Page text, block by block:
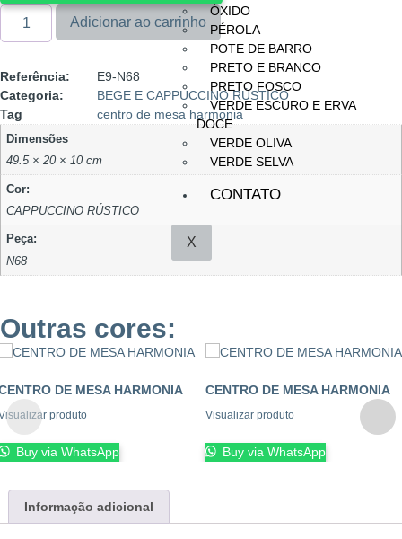
ÓXIDO
PÉROLA
POTE DE BARRO
PRETO E BRANCO
PRETO FOSCO
VERDE ESCURO E ERVA
DOCE
VERDE OLIVA
VERDE SELVA
CONTATO
X
Adicionar ao carrinho
Referência:
E9-N68
Categoria:
BEGE E CAPPUCCINO RÚSTICO
Tag
centro de mesa harmonia
Dimensões
49.5 × 20 × 10 cm
Cor:
CAPPUCCINO RÚSTICO
Peça:
N68
Outras cores:
DE MESA HARMONIA
produto
Buy via WhatsApp
CENTRO DE MESA HARMONIA
Visualizar produto
Buy via WhatsApp
Informação adicional